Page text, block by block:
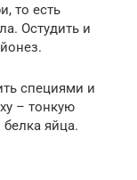
то есть
Остудить и
специями и
– тонкую
яйца.